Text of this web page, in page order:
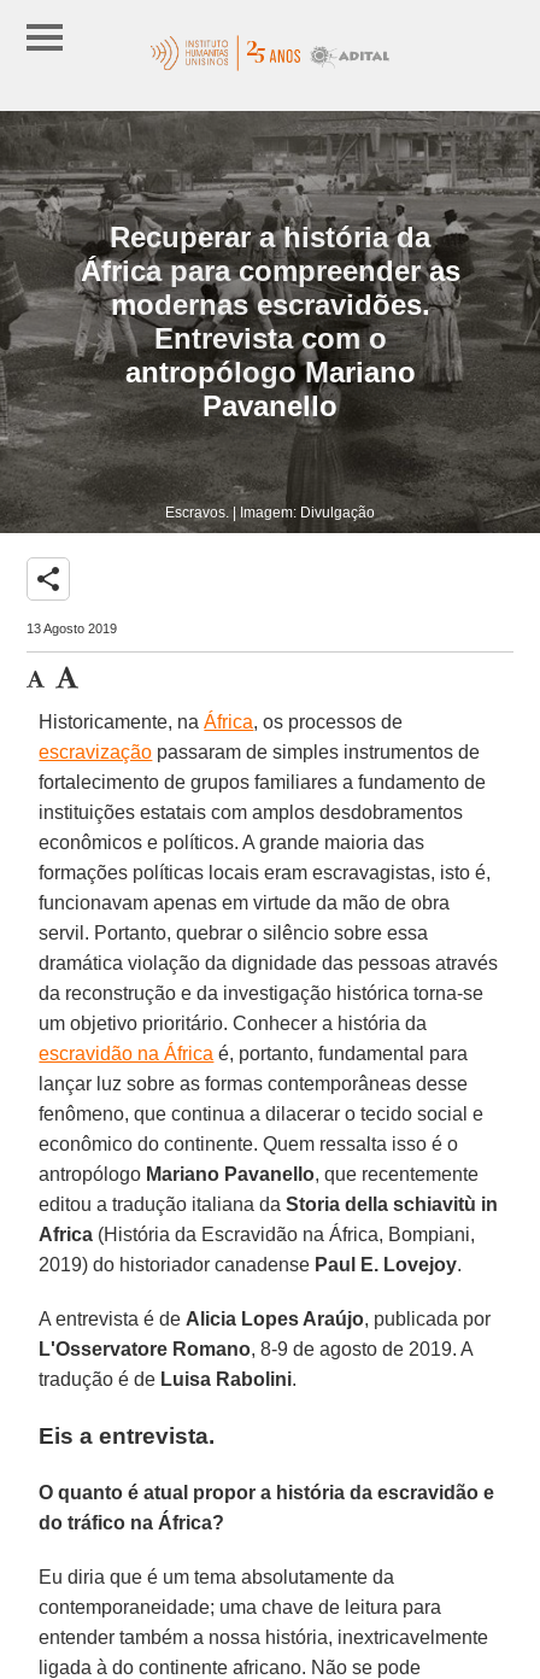
Recuperar a história da
África para compreender as
modernas escravidões.
Entrevista com o
antropólogo Mariano
Pavanello
Escravos. | Imagem: Divulgação
share
13 Agosto 2019
Historicamente, naÁfrica, os processos de
escravização passaram de simples instrumentos de
fortalecimento de grupos familiares a fundamento de
instituições estatais com amplos desdobramentos
econômicos e políticos. A grande maioria das
formações políticas locais eram escravagistas, isto é,
funcionavam apenas em virtude da mão de obra
servil. Portanto, quebrar o silêncio sobre essa
dramática violação da dignidade das pessoas através
da reconstrução e da investigação histórica torna-se
um objetivo prioritário. Conhecer a história da
escravidão na África é, portanto, fundamental para
lançar luz sobre as formas contemporâneas desse
fenômeno, que continua a dilacerar o tecido social e
econômico do continente. Quem ressalta isso é o
antropólogo Mariano Pavanello, que recentemente
editou a tradução italiana daStoria della schiavitù in
Africa (História da Escravidão na África, Bompiani,
2019) do historiador canadense Paul E. Lovejoy.
A entrevista é de Alicia Lopes Araújo, publicada por
L'Osservatore Romano, 8-9 de agosto de 2019. A
tradução é de Luisa Rabolini.
Eis a entrevista.
O quanto é atual propor a história da escravidão e
do tráfico na África?
Eu diria que é um tema absolutamente da
contemporaneidade; uma chave de leitura para
entender também a nossa história, inextricavelmente
ligada à do continente africano. Não se pode